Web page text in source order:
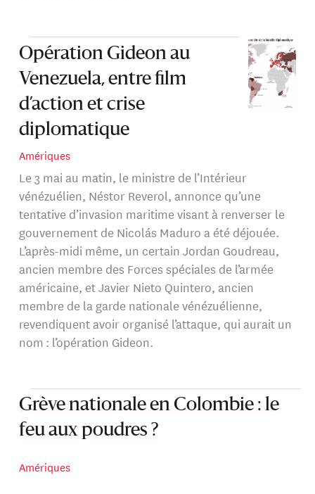
Opération Gideon au
Venezuela, entre film
d’action et crise
diplomatique
Amériques
Le 3 mai au matin, le ministre de l’Intérieur
vénézuélien, Néstor Reverol, annonce qu’une
tentative d’invasion maritime visant à renverser le
gouvernement de Nicolás Maduro a été déjouée.
L’après-midi même, un certain Jordan Goudreau,
ancien membre des Forces spéciales de l’armée
américaine, et Javier Nieto Quintero, ancien
membre de la garde nationale vénézuélienne,
revendiquent avoir organisé l’attaque, qui aurait un
nom : l’opération Gideon.
Grève nationale en Colombie : le
feu aux poudres ?
Amériques